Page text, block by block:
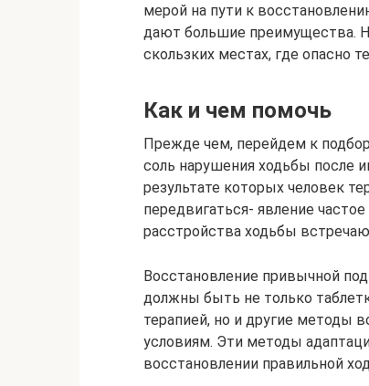
мерой на пути к
дают большие преимущества.
скользких местах, где опасно
Как и чем помочь
Прежде чем, перейдем к
соль нарушения ходьбы после
результате которых человек
передвигаться- явление
расстройства ходьбы
Восстановление привычной
должны быть не только
терапией, но и другие методы
условиям. Эти методы
восстановлении правильной